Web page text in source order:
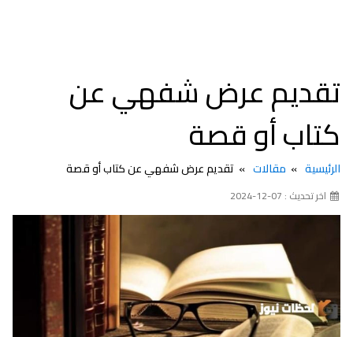
تقديم عرض شفهي عن
كتاب أو قصة
الرئيسية مقالات تقديم عرض شفهي عن كتاب أو قصة
اخر تحديث : 07-12-2024